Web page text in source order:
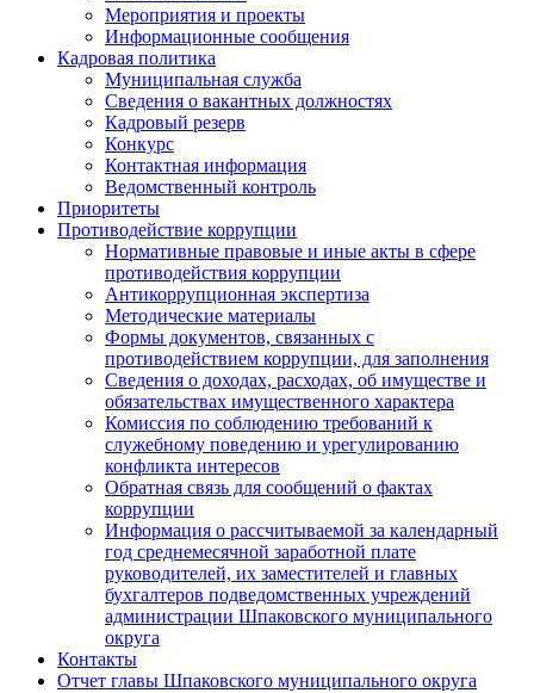
Мероприятия и проекты
Информационные сообщения
Кадровая политика
Муниципальная служба
Сведения о вакантных должностях
Кадровый резерв
Конкурс
Контактная информация
Ведомственный контроль
Приоритеты
Противодействие коррупции
Нормативные правовые и иные акты в сфере
противодействия коррупции
Антикоррупционная экспертиза
Методические материалы
Формы документов, связанных с
противодействием коррупции, для заполнения
Сведения о доходах, расходах, об имуществе и
обязательствах имущественного характера
Комиссия по соблюдению требований к
служебному поведению и урегулированию
конфликта интересов
Обратная связь для сообщений о фактах
коррупции
Информация о рассчитываемой за календарный
год среднемесячной заработной плате
руководителей, их заместителей и главных
бухгалтеров подведомственных учреждений
администрации Шпаковского муниципального
округа
Контакты
Отчет главы Шпаковского муниципального округа